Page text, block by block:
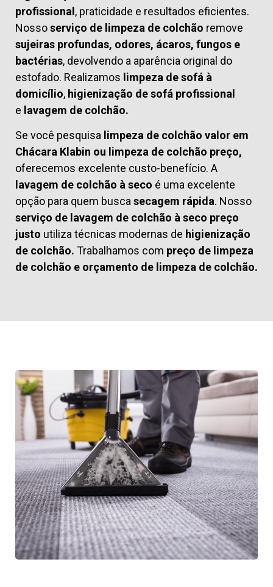
profissional, praticidade e resultados eficientes.
Nossoserviço de limpeza de colchão remove
sujeiras profundas, odores, ácaros, fungos e
bactérias, devolvendo a aparência original do
estofado. Realizamos limpeza de sofá à
domicílio, higienização de sofá profissional
e lavagem de colchão.
Se você pesquisa limpeza de colchão valor em
Chácara Klabin ou limpeza de colchão preço,
oferecemos excelente custo-benefício. A
lavagem de colchão à seco é uma excelente
opção para quem busca secagem rápida. Nosso
serviço de lavagem de colchão à seco preço
justo utiliza técnicas modernas de higienização
de colchão. Trabalhamos com preço de limpeza
de colchão e orçamento de limpeza de colchão.